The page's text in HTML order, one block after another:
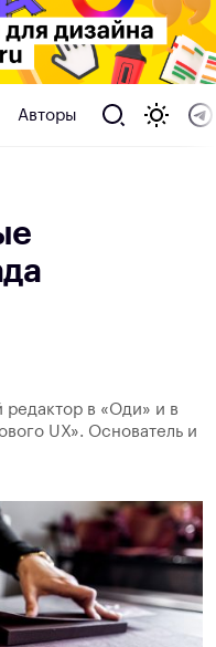
Авторы
редактор в «Оди» и в
UX». Основатель и